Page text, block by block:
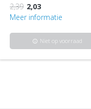
2,39 2,03
Meer informatie
info Niet op voorraad